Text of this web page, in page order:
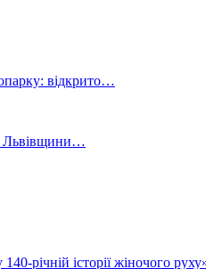
відкрито…
Львівщини…
річній історії жіночого